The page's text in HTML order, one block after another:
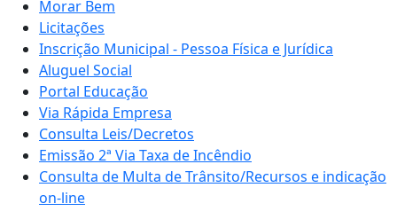
Morar Bem
Licitações
Inscrição Municipal - Pessoa Física e Jurídica
Aluguel Social
Portal Educação
Via Rápida Empresa
Consulta Leis/Decretos
Emissão 2ª Via Taxa de Incêndio
Consulta de Multa de Trânsito/Recursos e indicação
on-line